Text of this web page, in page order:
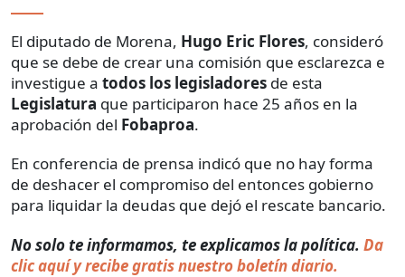
El diputado de Morena, Hugo Eric Flores, consideró
que se debe de crear una comisión que esclarezca e
investigue a todos los legisladores de esta
Legislatura que participaron hace 25 años en la
aprobación del Fobaproa.
En conferencia de prensa indicó que no hay forma
de deshacer el compromiso del entonces gobierno
para liquidar la deudas que dejó el rescate bancario.
No solo te informamos, te explicamos la política. Da
clic aquí y recibe gratis nuestro boletín diario.